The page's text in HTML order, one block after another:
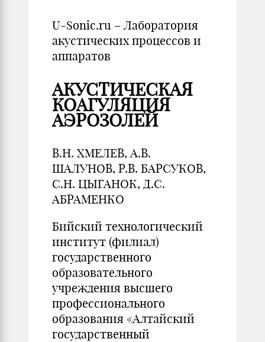
U-Sonic.ru – Лаборатория
акустических процессов и
аппаратов
АКУСТИЧЕСКАЯ
КОАГУЛЯЦИЯ
АЭРОЗОЛЕЙ
В.Н. ХМЕЛЕВ, А.В.
ШАЛУНОВ, Р.В. БАРСУКОВ,
С.Н. ЦЫГАНОК, Д.С.
АБРАМЕНКО
Бийский технологический
институт (филиал)
государственного
образовательного
учреждения высшего
профессионального
образования «Алтайский
государственный